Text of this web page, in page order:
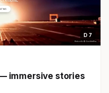
D 7
immersive stories